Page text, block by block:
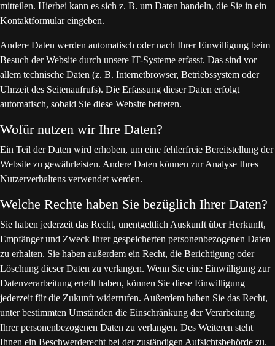
mitteilen. Hierbei kann es sich z. B. um Daten handeln, die Sie in ein
Kontaktformular eingeben.
Andere Daten werden automatisch oder nach Ihrer Einwilligung beim
Besuch der Website durch unsere IT-Systeme erfasst. Das sind vor
allem technische Daten (z. B. Internetbrowser, Betriebssystem oder
Uhrzeit des Seitenaufrufs). Die Erfassung dieser Daten erfolgt
automatisch, sobald Sie diese Website betreten.
Wofür nutzen wir Ihre Daten?
Ein Teil der Daten wird erhoben, um eine fehlerfreie Bereitstellung der
Website zu gewährleisten. Andere Daten können zur Analyse Ihres
Nutzerverhaltens verwendet werden.
Welche Rechte haben Sie bezüglich Ihrer Daten?
Sie haben jederzeit das Recht, unentgeltlich Auskunft über Herkunft,
Empfänger und Zweck Ihrer gespeicherten personenbezogenen Daten
zu erhalten. Sie haben außerdem ein Recht, die Berichtigung oder
Löschung dieser Daten zu verlangen. Wenn Sie eine Einwilligung zur
Datenverarbeitung erteilt haben, können Sie diese Einwilligung
jederzeit für die Zukunft widerrufen. Außerdem haben Sie das Recht,
unter bestimmten Umständen die Einschränkung der Verarbeitung
Ihrer personenbezogenen Daten zu verlangen. Des Weiteren steht
Ihnen ein Beschwerderecht bei der zuständigen Aufsichtsbehörde zu.